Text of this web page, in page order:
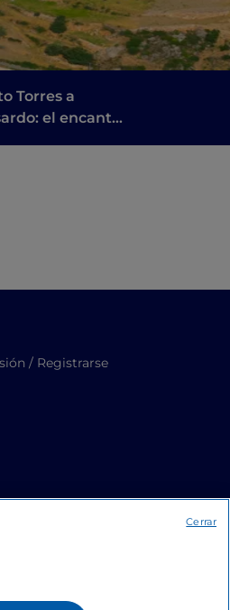
Torres a
el encanto
/ Registrarse
Cerrar